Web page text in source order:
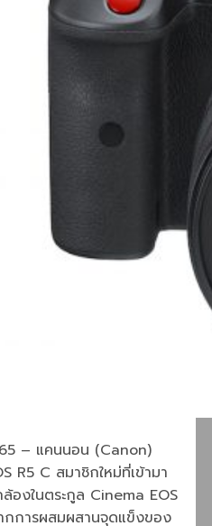
– แคนนอน (Canon)
R5 C สมาชิกใหม่ที่เข้ามา
องในตระกูล Cinema EOS
กการผสมผสานจุดแข็งของ